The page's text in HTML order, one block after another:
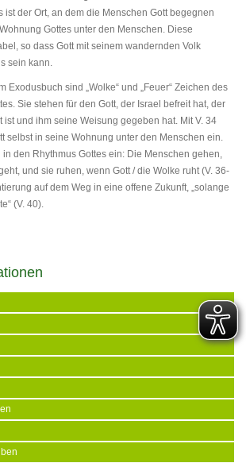
ist der Ort, an dem die Menschen Gott begegnen
Gottes unter den Menschen. Diese
so dass Gott mit seinem wandernden Volk
sein kann.
Exodusbuch sind „Wolke“ und „Feuer“ Zeichen des
Sie stehen für den Gott, der Israel befreit hat, der
ist und ihm seine Weisung gegeben hat. Mit V. 34
selbst in seine Wohnung unter den Menschen ein.
in den Rhythmus Gottes ein: Die Menschen gehen,
und sie ruhen, wenn Gott / die Wolke ruht (V. 36-
auf dem Weg in eine offene Zukunft, „solange
(V. 40).